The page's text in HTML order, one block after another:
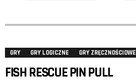
GRY GRY LOGICZNE GRY ZRĘCZNOŚCIOWE
FISH RESCUE PIN PULL